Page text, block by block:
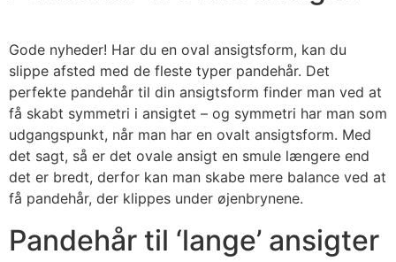
Gode nyheder! Har du en oval ansigtsform, kan du
slippe afsted med de fleste typer pandehår. Det
perfekte pandehår til din ansigtsform finder man ved at
få skabt symmetri i ansigtet – og symmetri har man som
udgangspunkt, når man har en ovalt ansigtsform. Med
det sagt, så er det ovale ansigt en smule længere end
det er bredt, derfor kan man skabe mere balance ved at
få pandehår, der klippes under øjenbrynene.
Pandehår til ‘lange’ ansigter